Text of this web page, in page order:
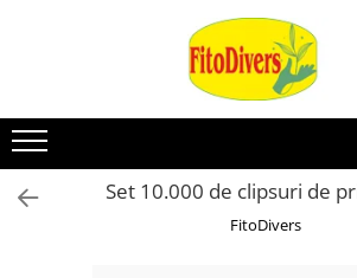
Set 10.000 de clipsuri de
FitoDivers